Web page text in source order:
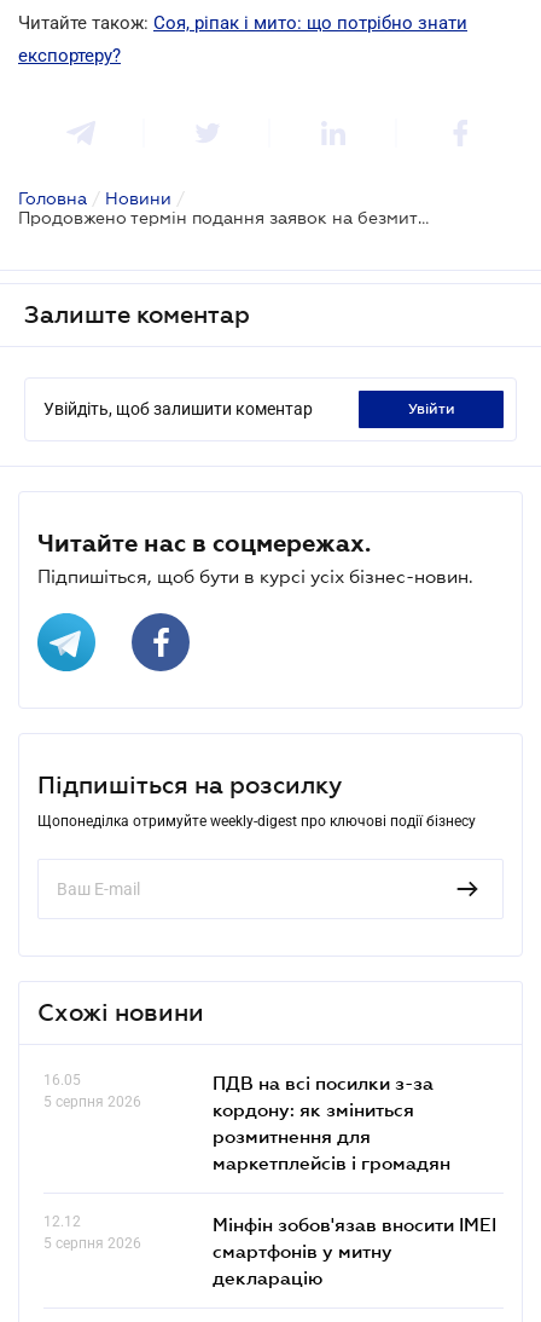
Читайте також: Соя, ріпак і мито: що потрібно знати
експортеру?
Головна / Новини /
Продовжено термін подання заявок на безмитний експорт ріпаку та сої
Залиште коментар
Увійдіть, щоб залишити коментар увійти
Читайте нас в соцмережах.
Підпишіться, щоб бути в курсі усіх бізнес-новин.
Підпишіться на розсилку
Щопонеділка отримуйте weekly-digest про ключові події бізнесу
Схожі новини
16.05
5 серпня 2026
ПДВ на всі посилки з-за
кордону: як зміниться
розмитнення для
маркетплейсів і громадян
12.12
5 серпня 2026
Мінфін зобов'язав вносити IMEI
смартфонів у митну
декларацію